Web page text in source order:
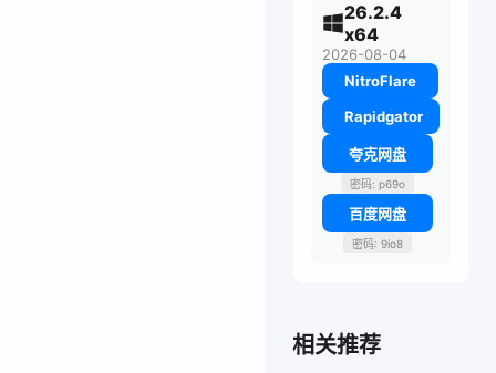
26.2.4
x64
2026-08-04
NitroFlare
Rapidgator
夸克网盘
密码: p69o
百度网盘
密码: 9io8
相关推荐